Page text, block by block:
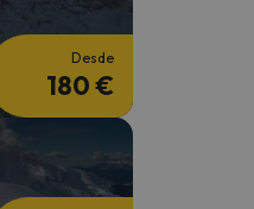
Desde
180 €